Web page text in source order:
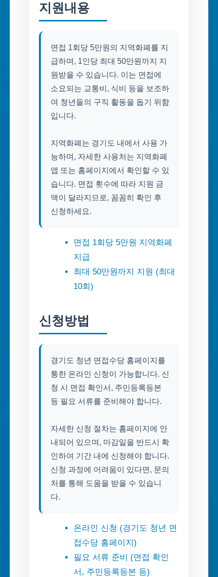
지원내용
면접 1회당 5만원의 지역화폐를 지
급하며, 1인당 최대 50만원까지 지
원받을 수 있습니다. 이는 면접에
소요되는 교통비, 식비 등을 보조하
여 청년들의 구직 활동을 돕기 위함
입니다.
지역화폐는 경기도 내에서 사용 가
능하며, 자세한 사용처는 지역화폐
앱 또는 홈페이지에서 확인할 수 있
습니다. 면접 횟수에 따라 지원 금
액이 달라지므로, 꼼꼼히 확인 후
신청하세요.
면접 1회당 5만원 지역화폐
지급
최대 50만원까지 지원 (최대
10회)
신청방법
경기도 청년 면접수당 홈페이지를
통한 온라인 신청이 가능합니다. 신
청 시 면접 확인서, 주민등록등본
등 필요 서류를 준비해야 합니다.
자세한 신청 절차는 홈페이지에 안
내되어 있으며, 마감일을 반드시 확
인하여 기간 내에 신청해야 합니다.
신청 과정에 어려움이 있다면, 문의
처를 통해 도움을 받을 수 있습니
다.
온라인 신청 (경기도 청년 면
접수당 홈페이지)
필요 서류 준비 (면접 확인
서, 주민등록등본 등)